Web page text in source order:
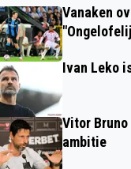
Vanaken
Ivan Leko
Vitor
ambitie